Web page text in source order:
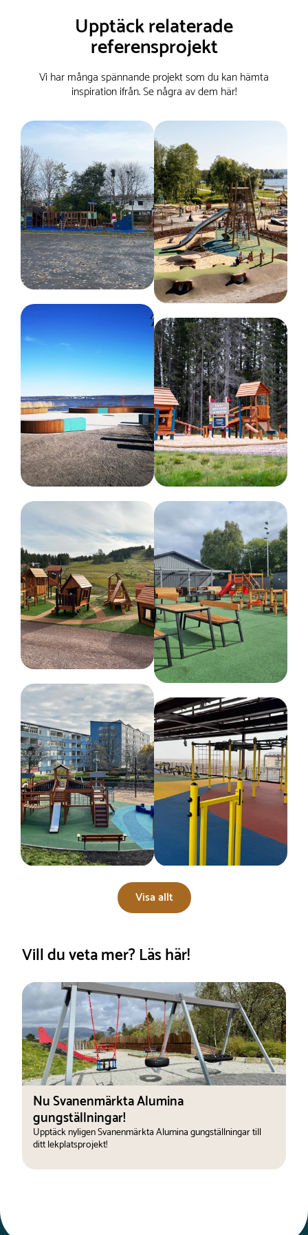
Upptäck relaterade
referensprojekt
Vi har många spännande projekt som du kan hämta
inspiration ifrån. Se några av dem här!
Visa allt
Vill du veta mer? Läs här!
Nu Svanenmärkta Alumina
gungställningar!
Upptäck nyligen Svanenmärkta Alumina gungställningar till
ditt lekplatsprojekt!